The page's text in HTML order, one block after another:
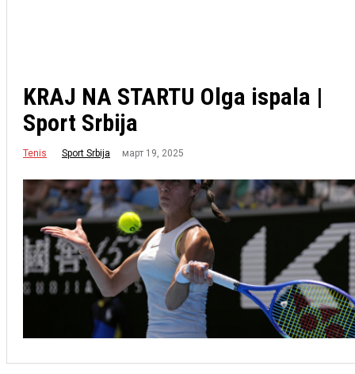
KRAJ NA STARTU Olga ispala |
Sport Srbija
Tenis Sport Srbija март 19, 2025